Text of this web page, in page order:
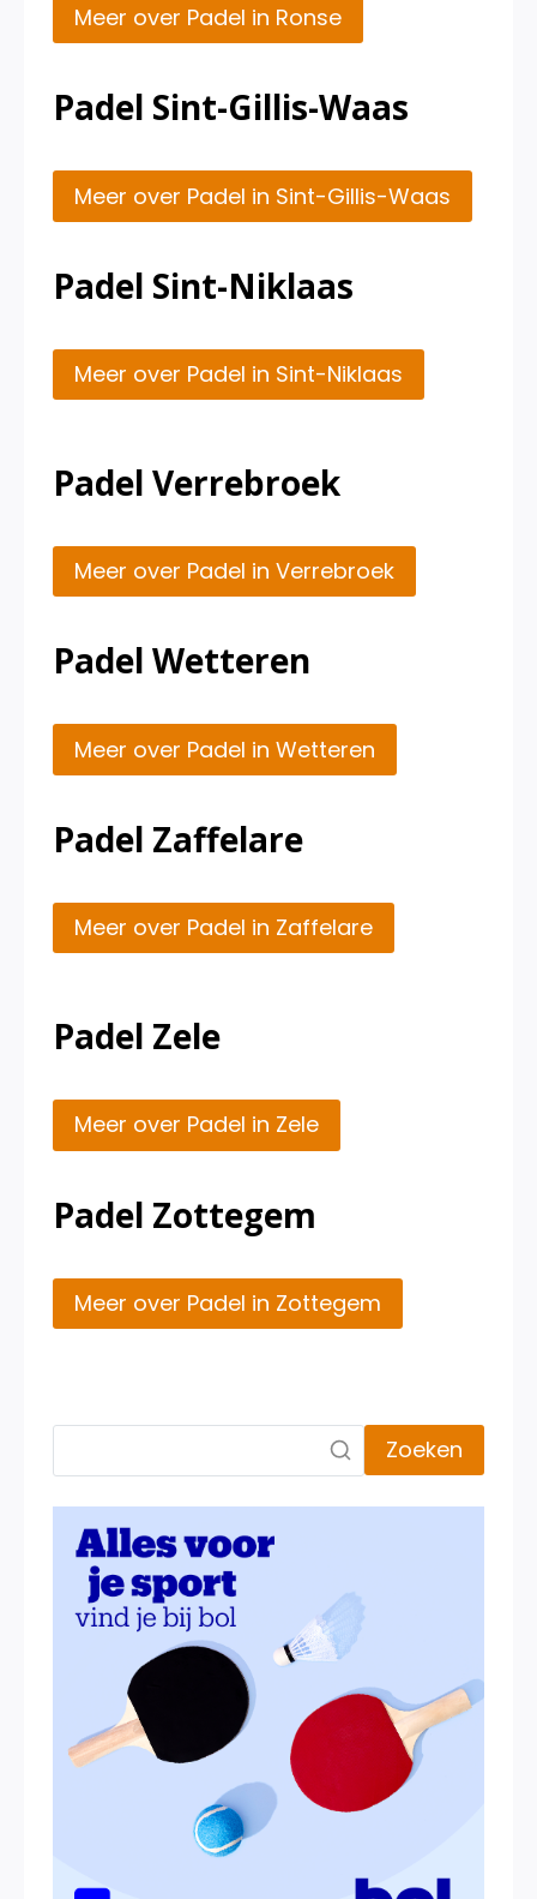
Meer over Padel in Ronse
Padel Sint-Gillis-Waas
Meer over Padel in Sint-Gillis-Waas
Padel Sint-Niklaas
Meer over Padel in Sint-Niklaas
Padel Verrebroek
Meer over Padel in Verrebroek
Padel Wetteren
Meer over Padel in Wetteren
Padel Zaffelare
Meer over Padel in Zaffelare
Padel Zele
Meer over Padel in Zele
Padel Zottegem
Meer over Padel in Zottegem
Zoeken